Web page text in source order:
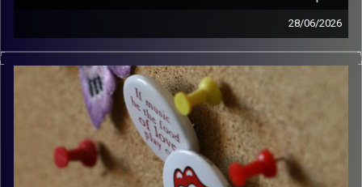
28/06/2026
קלאסיקות רוק עם אורן הוף.
włodi